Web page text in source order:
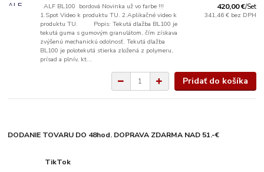
ALF BL100 bordová Novinka už vo farbe !!!
1.Spot Video k produktu TU. 2.Aplikačné video k
produktu TU. Popis: Tekutá dlažba BL100 je
tekutá guma s gumovým granulátom, čím získava
zvýšenú mechanickú odolnosť. Tekutá dlažba
BL100 je polotekutá stierka zložená z polymeru,
prísad a plnív, kt...
420,00 €/Set
341,46 € bez DPH
Pridať do košíka
DODANIE TOVARU DO 48hod. DOPRAVA ZDARMA NAD 51.-€
TikTok